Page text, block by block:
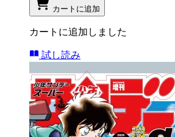
カートに追加
カートに追加しました
試し読み